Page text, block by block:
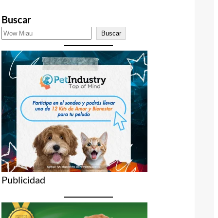
Buscar
Buscar
Publicidad